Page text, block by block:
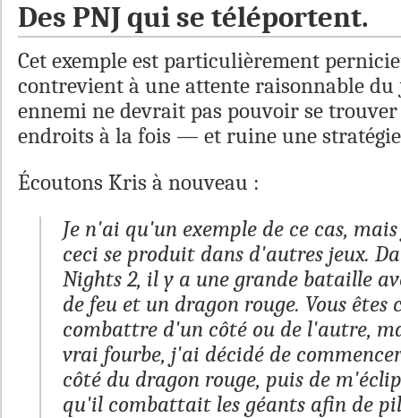
Des PNJ qui se téléportent.
Cet exemple est particulièrement
contrevient à une attente raisonnable
ennemi ne devrait pas pouvoir se
endroits à la fois — et ruine une
Écoutons Kris à nouveau :
Je n'ai qu'un exemple de ce cas,
ceci se produit dans d'autres jeux.
Nights 2, il y a une grande bataille
de feu et un dragon rouge. Vous êtes
combattre d'un côté ou de l'autre,
vrai fourbe, j'ai décidé de
côté du dragon rouge, puis de
qu'il combattait les géants afin de